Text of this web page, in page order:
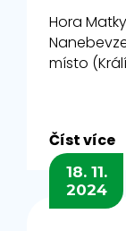
Hora
místo
Číst více
18. 11.
2024